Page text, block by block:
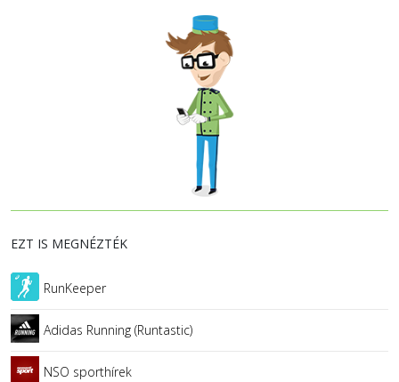
EZT IS MEGNÉZTÉK
RunKeeper
Adidas Running (Runtastic)
NSO sporthírek